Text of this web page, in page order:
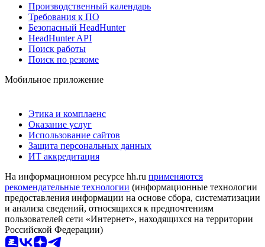
Производственный календарь
Требования к ПО
Безопасный HeadHunter
HeadHunter API
Поиск работы
Поиск по резюме
Мобильное приложение
Этика и комплаенс
Оказание услуг
Использование сайтов
Защита персональных данных
ИТ аккредитация
На информационном ресурсе hh.ru применяются
рекомендательные технологии (информационные технологии
предоставления информации на основе сбора, систематизации
и анализа сведений, относящихся к предпочтениям
пользователей сети «Интернет», находящихся на территории
Российской Федерации)